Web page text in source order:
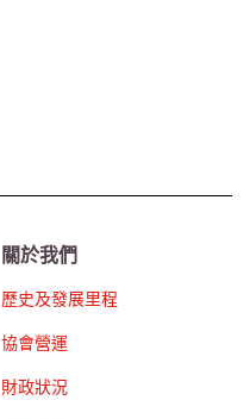
關於我們
歷史及發展里程
協會營運
財政狀況